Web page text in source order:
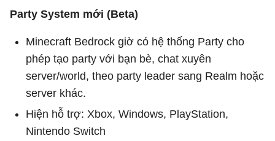
Party System mới (Beta)
Minecraft Bedrock giờ có hệ thống Party cho
phép tạo party với bạn bè, chat xuyên
server/world, theo party leader sang Realm hoặc
server khác.
Hiện hỗ trợ: Xbox, Windows, PlayStation,
Nintendo Switch